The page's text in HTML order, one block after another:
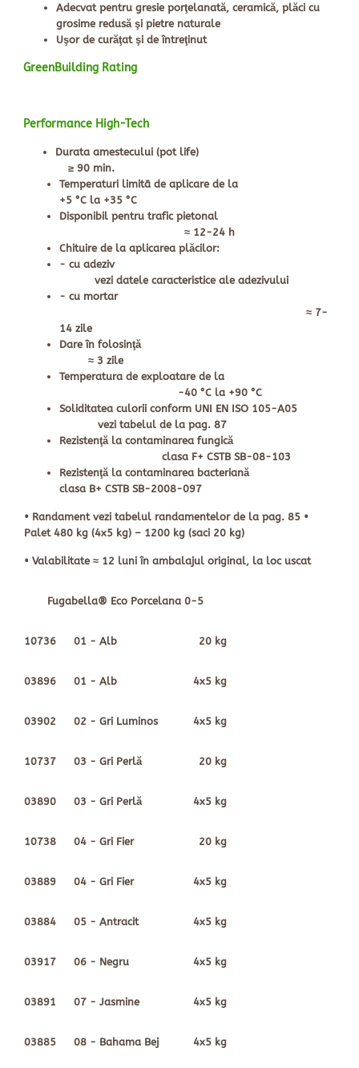
Adecvat pentru gresie porţelanată, ceramică, plăci cu
grosime redusă şi pietre naturale
Uşor de curăţat şi de întreţinut
GreenBuilding Rating
Performance High-Tech
Durata amestecului (pot life)
≥ 90 min.
Temperaturi limitã de aplicare de la
+5 °C la +35 °C
Disponibil pentru trafic pietonal
≈ 12-24 h
Chituire de la aplicarea plăcilor:
- cu adeziv
vezi datele caracteristice ale adezivului
- cu mortar
≈ 7-
14 zile
Dare în folosinţă
≈ 3 zile
Temperatura de exploatare de la
-40 °C la +90 °C
Soliditatea culorii conform UNI EN ISO 105-A05
vezi tabelul de la pag. 87
Rezistenţă la contaminarea fungică
clasa F+ CSTB SB-08-103
Rezistenţă la contaminarea bacteriană
clasa B+ CSTB SB-2008-097
• Randament vezi tabelul randamentelor de la pag. 85 •
Palet 480 kg (4x5 kg) – 1200 kg (saci 20 kg)
• Valabilitate ≈ 12 luni în ambalajul original, la loc uscat
Fugabella® Eco Porcelana 0-5
10736 01 - Alb 20 kg
03896 01 - Alb 4x5 kg
03902 02 - Gri Luminos 4x5 kg
10737 03 - Gri Perlă 20 kg
03890 03 - Gri Perlă 4x5 kg
10738 04 - Gri Fier 20 kg
03889 04 - Gri Fier 4x5 kg
03884 05 - Antracit 4x5 kg
03917 06 - Negru 4x5 kg
03891 07 - Jasmine 4x5 kg
03885 08 - Bahama Bej 4x5 kg